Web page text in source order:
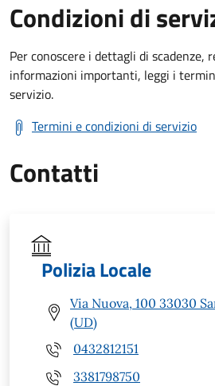
Condizioni di
Per conoscere i dettagli di scadenze,
informazioni importanti, leggi i
servizio.
Termini e condizioni di servizio
Contatti
Polizia Locale
Via Nuova, 100 33030
(UD)
0432812151
3381798750